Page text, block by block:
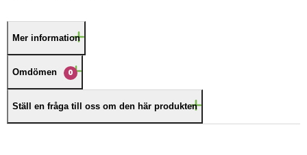
Mer information
Omdömen 0
Ställ en fråga till oss om den här produkten